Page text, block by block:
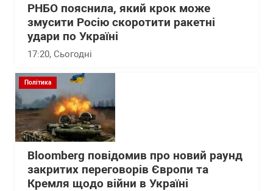
РНБО пояснила, який крок може
змусити Росію скоротити ракетні
удари по Україні
17:20, Сьогодні
Політика
Bloomberg повідомив про новий раунд
закритих переговорів Європи та
Кремля щодо війни в Україні